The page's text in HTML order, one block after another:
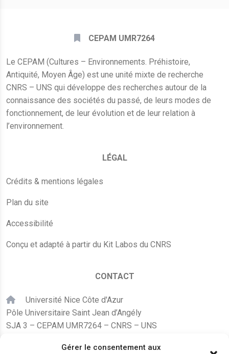
Gérer le consentement aux
CEPAM UMR7264
Le CEPAM (Cultures – Environnements. Préhistoire,
Antiquité, Moyen Âge) est une unité mixte de recherche
CNRS – UNS qui développe des recherches autour de la
connaissance des sociétés du passé, de leurs modes de
fonctionnement, de leur évolution et de leur relation à
l’environnement.
LÉGAL
Crédits & mentions légales
Plan du site
Accessibilité
Conçu et adapté à partir du Kit Labos du CNRS
CONTACT
Université Nice Côte d'Azur
Pôle Universitaire Saint Jean d’Angély
SJA 3 – CEPAM UMR7264 – CNRS – UNS